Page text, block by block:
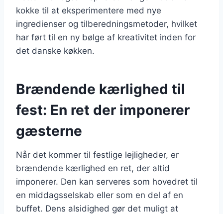
kokke til at eksperimentere med nye
ingredienser og tilberedningsmetoder, hvilket
har ført til en ny bølge af kreativitet inden for
det danske køkken.
Brændende kærlighed til
fest: En ret der imponerer
gæsterne
Når det kommer til festlige lejligheder, er
brændende kærlighed en ret, der altid
imponerer. Den kan serveres som hovedret til
en middagsselskab eller som en del af en
buffet. Dens alsidighed gør det muligt at